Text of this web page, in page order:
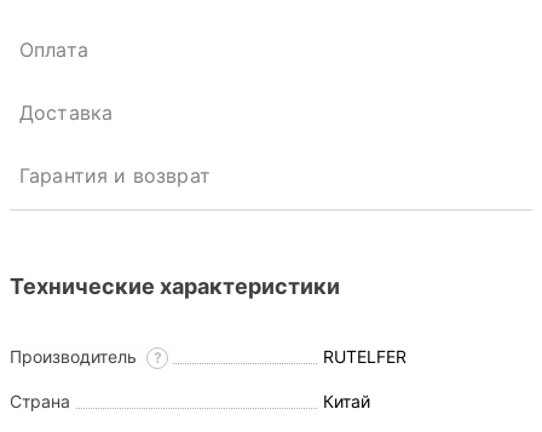
Оплата
Доставка
Гарантия и возврат
Технические характеристики
Производитель ? RUTELFER
Страна Китай